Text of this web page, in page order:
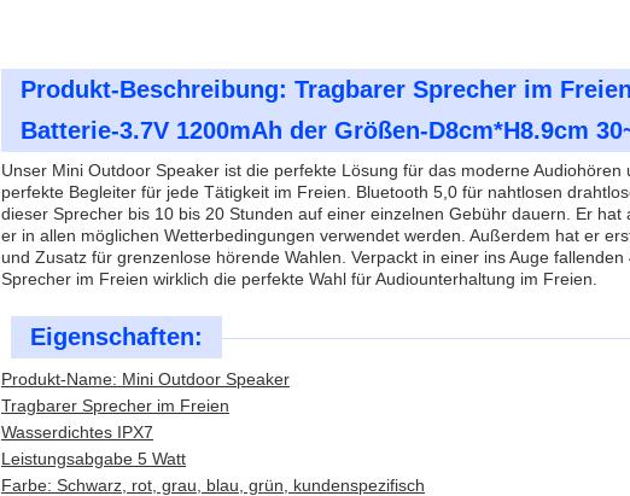
Produkt-Beschreibung: Tragbarer Sprecher im
Batterie-3.7V 1200mAh der Größen-D8cm*H8.9cm
Unser Mini Outdoor Speaker ist die perfekte Lösung für das moderne
perfekte Begleiter für jede Tätigkeit im Freien. Bluetooth 5,0 für nahtlosen
dieser Sprecher bis 10 bis 20 Stunden auf einer einzelnen Gebühr dauern. Er
er in allen möglichen Wetterbedingungen verwendet werden. Außerdem hat er
und Zusatz für grenzenlose hörende Wahlen. Verpackt in einer ins Auge
Sprecher im Freien wirklich die perfekte Wahl für Audiounterhaltung im Freien.
Eigenschaften:
Produkt-Name: Mini Outdoor Speaker
Tragbarer Sprecher im Freien
Wasserdichtes IPX7
Leistungsabgabe 5 Watt
Farbe: Schwarz, rot, grau, blau, grün, kundenspezifisch